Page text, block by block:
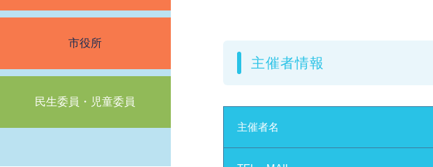
市役所
民生委員・児童委員
主催者情報
主催者名